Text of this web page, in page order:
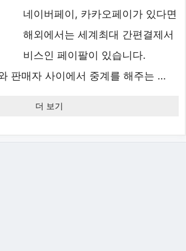
네이버페이, 카카오페이가 있다면
해외에서는 세계최대 간편결제서
비스인 페이팔이 있습니다.
판매자 사이에서 중계를 해주는 …
더 보기